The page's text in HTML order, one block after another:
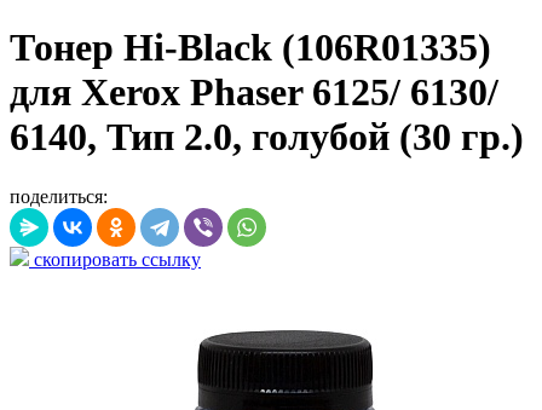
Тонер Hi-Black (106R01335)
для Xerox Phaser 6125/ 6130/
6140, Тип 2.0, голубой (30 гр.)
поделиться:
скопировать ссылку